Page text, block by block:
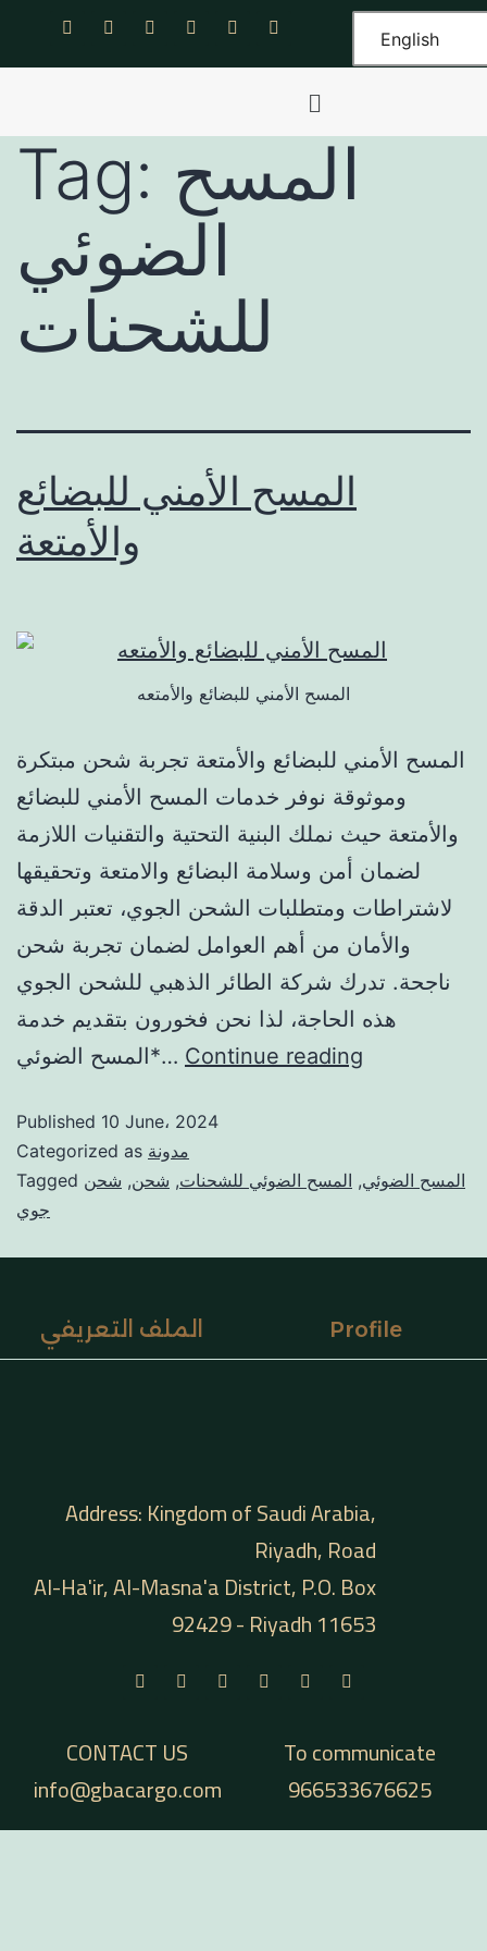
English
Tag: المسح
الضوئي
للشحنات
المسح الأمني للبضائع
والأمتعة
المسح الأمني للبضائع والأمتعه
المسح الأمني للبضائع والأمتعة تجربة شحن مبتكرة
وموثوقة نوفر خدمات المسح الأمني للبضائع
والأمتعة حيث نملك البنية التحتية والتقنيات اللازمة
لضمان أمن وسلامة البضائع والامتعة وتحقيقها
لاشتراطات ومتطلبات الشحن الجوي، تعتبر الدقة
والأمان من أهم العوامل لضمان تجربة شحن
ناجحة. تدرك شركة الطائر الذهبي للشحن الجوي
هذه الحاجة، لذا نحن فخورون بتقديم خدمة
*المسح الضوئي… Continue reading
Published 10 June، 2024
Categorized as مدونة
Tagged
المسح الضوئي, المسح الضوئي للشحنات, شحن, شحن
جوي
الملف التعريفي Profile
Address: Kingdom of Saudi Arabia,
Riyadh, Road
Al-Ha'ir, Al-Masna'a District, P.O. Box
92429 - Riyadh 11653
CONTACT US
info@gbacargo.com
To communicate
966533676625